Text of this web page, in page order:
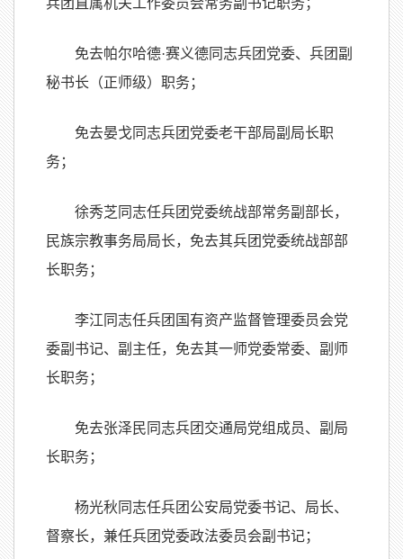
免去帕尔哈德·赛义德同志兵团党委、兵团副
秘书长（正师级）职务；
免去晏戈同志兵团党委老干部局副局长职
务；
徐秀芝同志任兵团党委统战部常务副部长，
民族宗教事务局局长，免去其兵团党委统战部部
长职务；
李江同志任兵团国有资产监督管理委员会党
委副书记、副主任，免去其一师党委常委、副师
长职务；
免去张泽民同志兵团交通局党组成员、副局
长职务；
杨光秋同志任兵团公安局党委书记、局长、
督察长，兼任兵团党委政法委员会副书记；